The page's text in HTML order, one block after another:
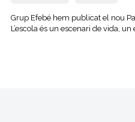
Grup Efebé hem publicat el nou
L’escola és un escenari de vida, un